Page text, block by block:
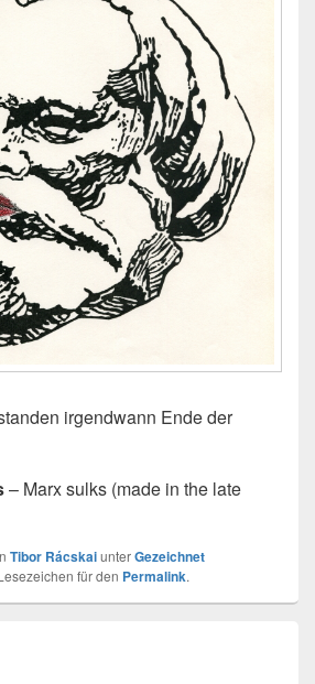
irgendwann Ende der
– Marx sulks (made in the late
Tibor RácskaiunterGezeichnet
für den Permalink.